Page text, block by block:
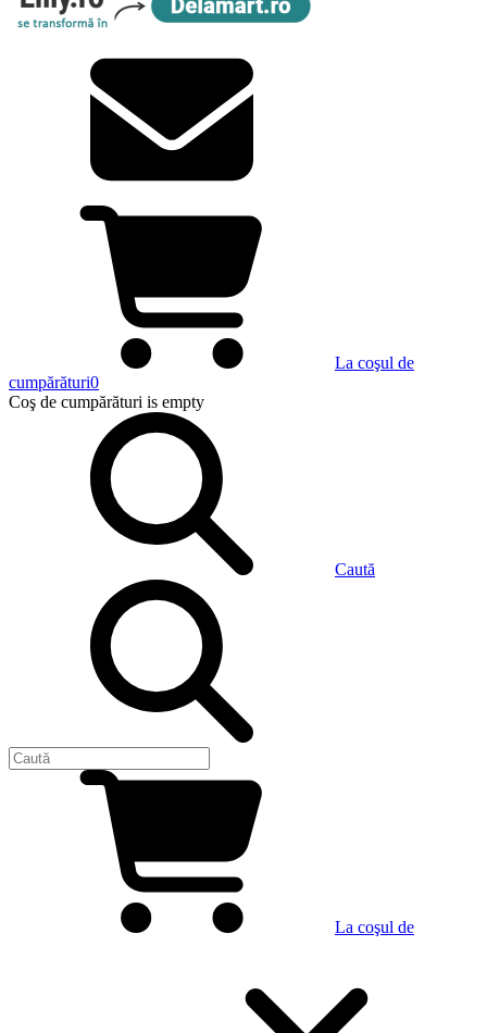
La coşul de
cumpărături0
Coş de cumpărături is empty
Caută
La coşul de